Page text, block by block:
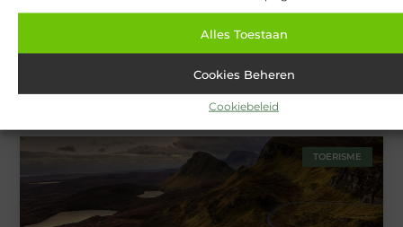
Alles Toestaan
Cookies Beheren
Cookiebeleid
TOERISME